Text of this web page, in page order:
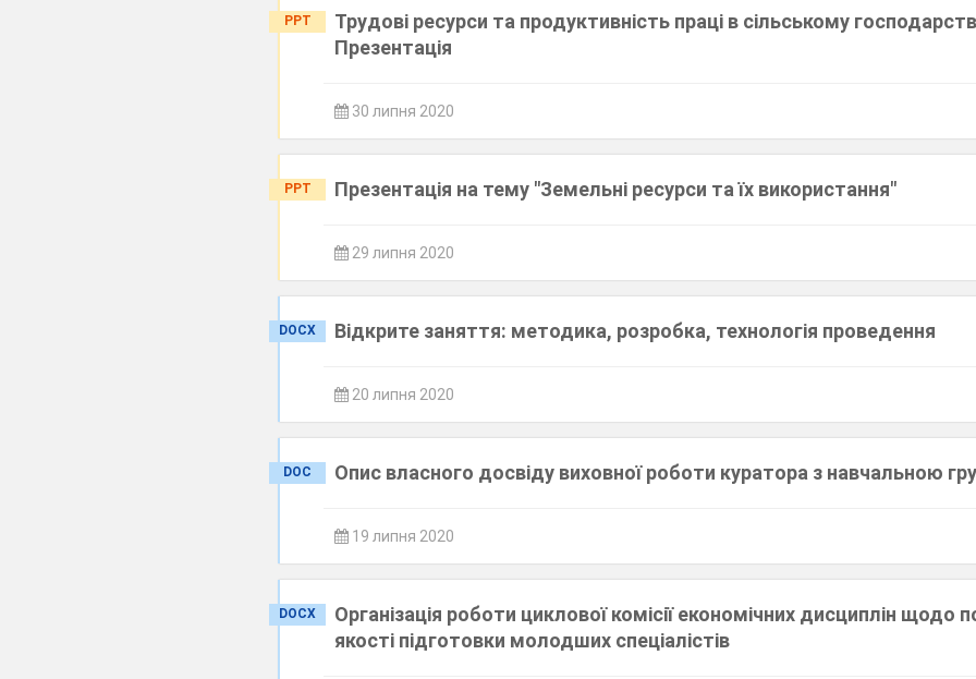
PPT
Трудові ресурси та продуктивність праці в сільському
Презентація
30 липня 2020
PPT Презентація на тему "Земельні ресурси та їх використання"
29 липня 2020
DOCX Відкрите заняття: методика, розробка, технологія проведення
20 липня 2020
DOC Опис власного досвіду виховної роботи куратора з навчальною
19 липня 2020
DOCX
Організація роботи циклової комісії економічних дисциплін щодо
якості підготовки молодших спеціалістів